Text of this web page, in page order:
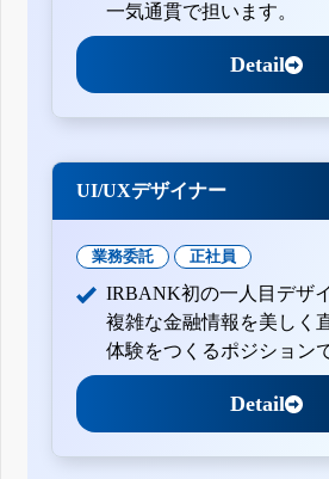
一気通貫で担います。
Detail
UI/UXデザイナー
業務委託 正社員
IRBANK初の一人目デザ
複雑な金融情報を美しく
体験をつくるポジション
Detail